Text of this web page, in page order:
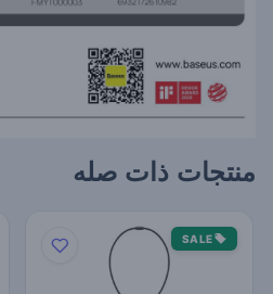
منتجات ذات صله
SALE